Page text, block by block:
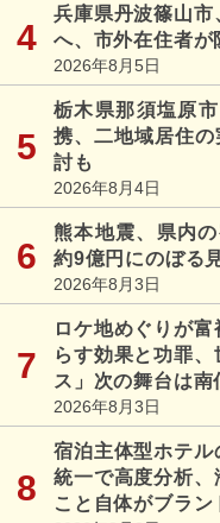
兵庫県丹波篠山
へ、市外在住者が
2026年8月5日
栃木県那須塩原
携、二地域居住
討も
2026年8月4日
熊本地震、県内
約9億円にのぼる
2026年8月3日
ロケ地めぐりが
らす効果と功罪
ス」次の舞台は南
2026年8月3日
宿泊主体型ホテ
統一で高度分析、
こと自体がブラン